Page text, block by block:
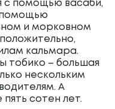
с помощью васаби,
помощью
и морковном
кальмара.
тобико – большая
нескольким
А
сотен лет.